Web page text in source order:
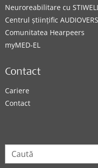
Neuroreabilitare cu
Centrul științific
Comunitatea Hearpeers
myMED‑EL
Contact
Cariere
Contact